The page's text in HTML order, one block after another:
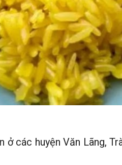
ở các huyện Văn Lãng,